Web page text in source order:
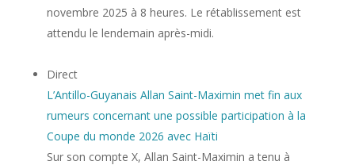
novembre 2025 à 8 heures. Le rétablissement est
attendu le lendemain après-midi.
Direct
L’Antillo-Guyanais Allan Saint-Maximin met fin aux
rumeurs concernant une possible participation à la
Coupe du monde 2026 avec Haïti
Sur son compte X, Allan Saint-Maximin a tenu à